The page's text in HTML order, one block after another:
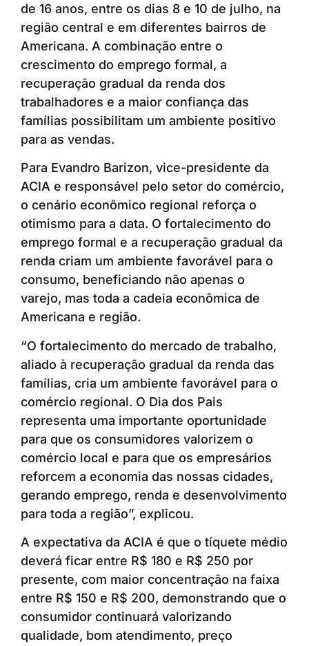
de 16 anos, entre os dias 8 e 10 de julho, na
região central e em diferentes bairros de
Americana. A combinação entre o
crescimento do emprego formal, a
recuperação gradual da renda dos
trabalhadores e a maior confiança das
famílias possibilitam um ambiente positivo
para as vendas.
Para Evandro Barizon, vice-presidente da
ACIA e responsável pelo setor do comércio,
o cenário econômico regional reforça o
otimismo para a data. O fortalecimento do
emprego formal e a recuperação gradual da
renda criam um ambiente favorável para o
consumo, beneficiando não apenas o
varejo, mas toda a cadeia econômica de
Americana e região.
“O fortalecimento do mercado de trabalho,
aliado à recuperação gradual da renda das
famílias, cria um ambiente favorável para o
comércio regional. O Dia dos Pais
representa uma importante oportunidade
para que os consumidores valorizem o
comércio local e para que os empresários
reforcem a economia das nossas cidades,
gerando emprego, renda e desenvolvimento
para toda a região”, explicou.
A expectativa da ACIA é que o tíquete médio
deverá ficar entre R$ 180 e R$ 250 por
presente, com maior concentração na faixa
entre R$ 150 e R$ 200, demonstrando que o
consumidor continuará valorizando
qualidade, bom atendimento, preço